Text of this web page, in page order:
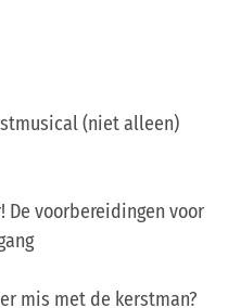
(niet alleen)
voorbereidingen voor
mis met de kerstman?